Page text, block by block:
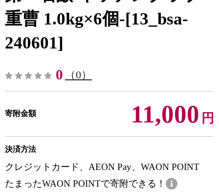
重曹 1.0kg×6個-[13_bsa-
240601]
0 （0）
寄附金額 11,000 円
決済方法
クレジットカード、AEON Pay、WAON POINT
たまったWAON POINTで寄附できる！